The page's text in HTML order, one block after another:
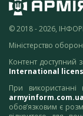
© 2018 - 2026,
Міністерство
Контент доступний
International
При
armyinform.com.ua
обов’язковим є